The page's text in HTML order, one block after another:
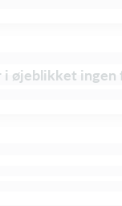
i øjeblikket